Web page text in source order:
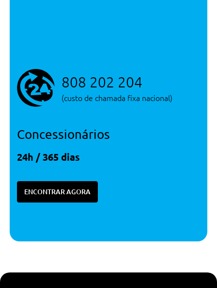
808 202 204
(custo de chamada fixa nacional)
Concessionários
24h / 365 dias
ENCONTRAR AGORA